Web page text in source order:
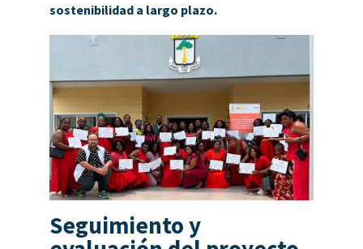
sostenibilidad a largo plazo.
Seguimiento y